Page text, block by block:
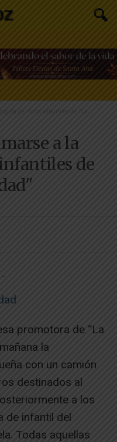
de libros infantiles de "La...
a la
de
promotora de “La
la
con un camión
destinados al
a los
de infantil del
Todas aquellas